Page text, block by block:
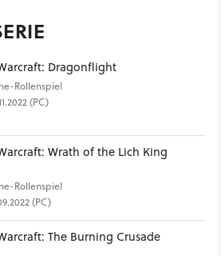
Dragonflight
Rollenspiel
(PC)
Wrath of the Lich King
Rollenspiel
(PC)
The Burning Crusade